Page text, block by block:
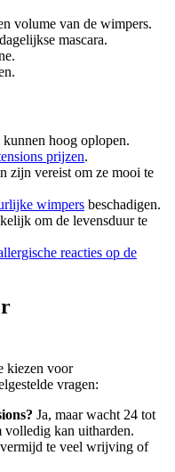
volume van de wimpers.
mascara.
hoog oplopen.
prijzen.
zijn vereist om ze mooi te
wimpers beschadigen.
om de levensduur te
reacties op de
kiezen voor
vragen:
Ja, maar wacht 24 tot
volledig kan uitharden.
te veel wrijving of